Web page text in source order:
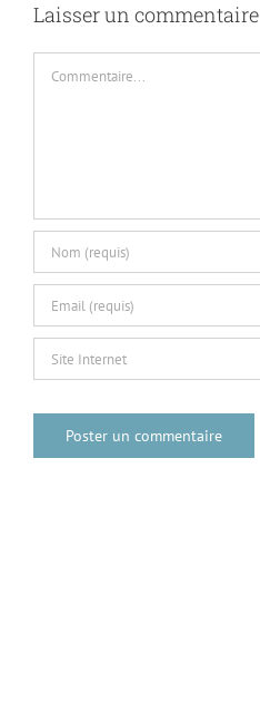
Laisser un commentaire